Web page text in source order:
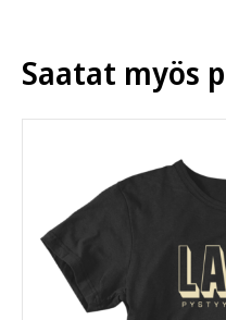
Jotkut muut
on eri toimitusaika (lukee
Tuotteella on 14
tuote on toimitettu.
tai se on vaurioitunut
tuotteen tilalle tai sen
osittain. Asiakkaalla on
samankaltaiseen
Saatat myös